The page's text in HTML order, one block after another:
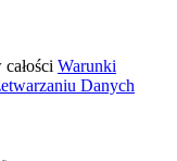
Warunki
Danych